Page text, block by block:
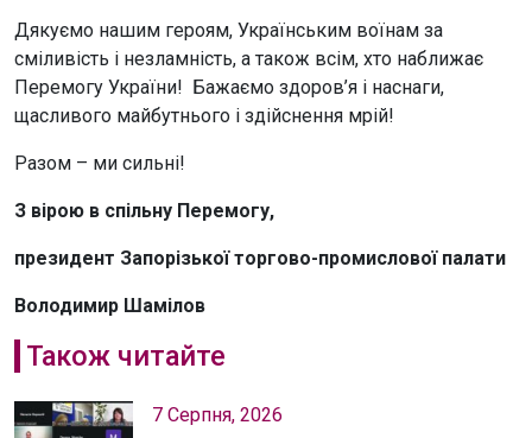
Дякуємо нашим героям, Українським воїнам за
сміливість і незламність, а також всім, хто наближає
Перемогу України! Бажаємо здоров’я і наснаги,
щасливого майбутнього і здійснення мрій!
Разом – ми сильні!
З вірою в спільну Перемогу,
президент Запорізької торгово-промислової палати
Володимир Шамілов
Також читайте
7 Серпня, 2026